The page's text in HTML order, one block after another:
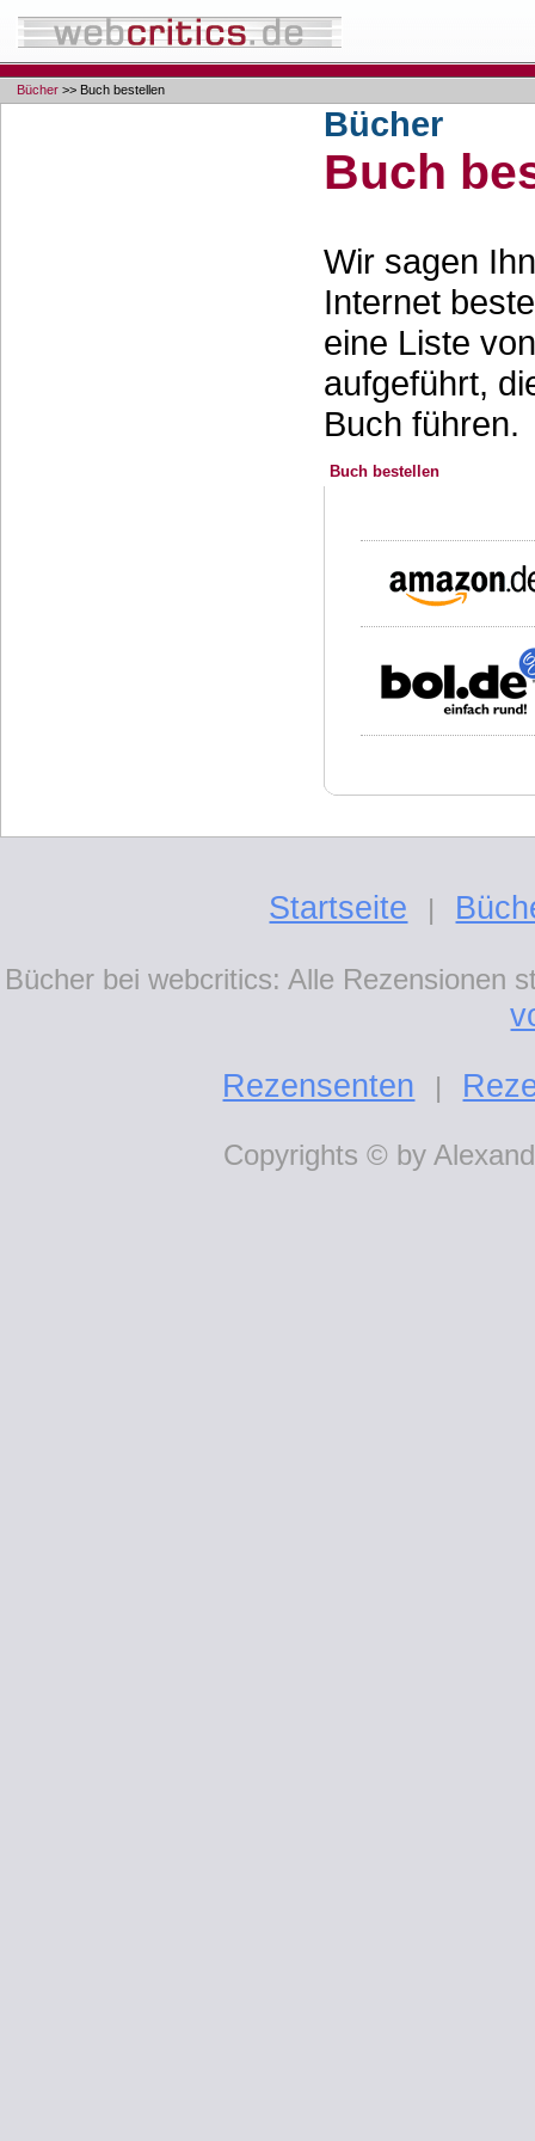
Bücher >> Buch bestellen
Bücher
Buch
Wir sagen
Internet
eine Liste
aufgeführt,
Buch führen.
Buch bestellen
Startseite |
Bücher bei webcritics: Alle Rezensionen
Rezensenten
|
Copyrights © by